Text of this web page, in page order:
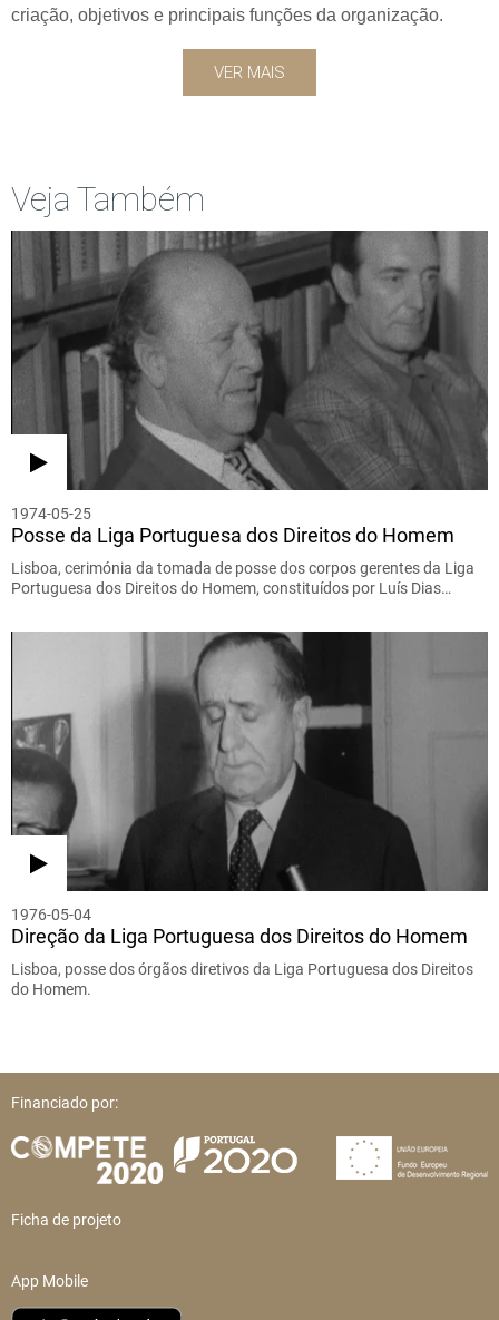
criação, objetivos e principais funções da organização.
VER MAIS
Veja Também
1974-05-25
Posse da Liga Portuguesa dos Direitos do Homem
Lisboa, cerimónia da tomada de posse dos corpos gerentes da Liga
Portuguesa dos Direitos do Homem, constituídos por Luís Dias…
1976-05-04
Direção da Liga Portuguesa dos Direitos do Homem
Lisboa, posse dos órgãos diretivos da Liga Portuguesa dos Direitos
do Homem.
Financiado por:
Ficha de projeto
App Mobile